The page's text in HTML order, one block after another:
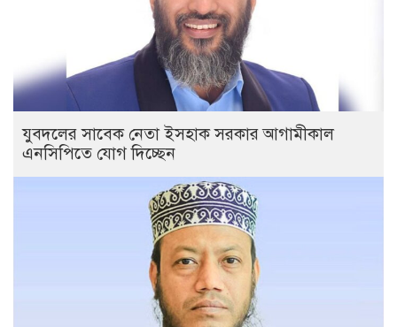
যুবদলের সাবেক নেতা ইসহাক সরকার আগামীকাল
এনসিপিতে যোগ দিচ্ছেন